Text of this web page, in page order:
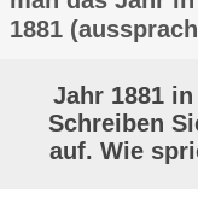
1881
Jahr 1881
Schreiben
auf. Wie